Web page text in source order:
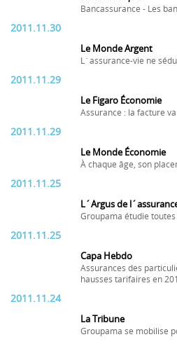
Bancassurance - Les
2011.11.30
Le Monde Argent
L´assurance-vie ne
2011.11.29
Le Figaro Économie
Assurance : la facture
2011.11.29
Le Monde Économie
À chaque âge, son
2011.11.25
L´Argus de
Groupama étudie
2011.11.25
Capa Hebdo
Assurances des
hausses tarifaires en
2011.11.24
La Tribune
Groupama se mobilise